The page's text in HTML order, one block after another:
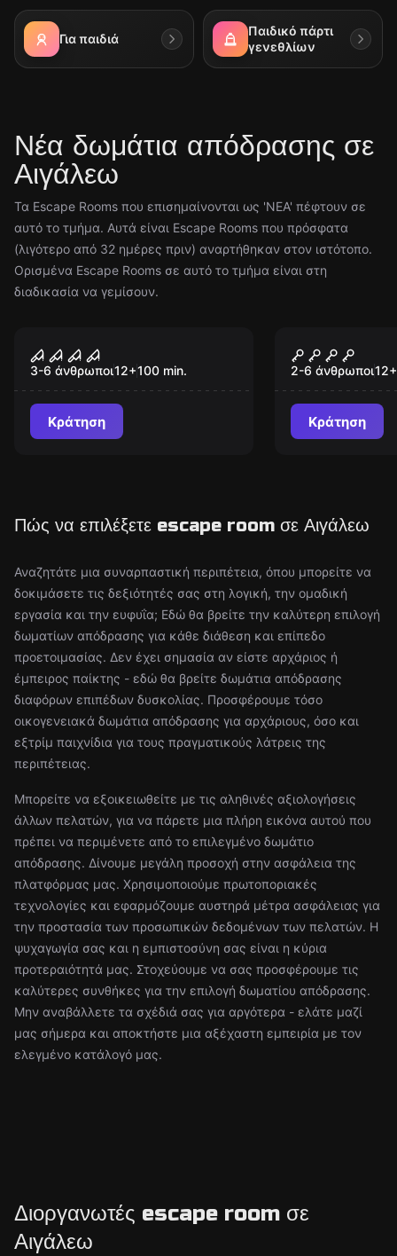
Για παιδιά
Παιδικό πάρτι
γενεθλίων
Νέα δωμάτια απόδρασης σε
Αιγάλεω
Τα Escape Rooms που επισημαίνονται ως 'ΝΕΑ' πέφτουν σε
αυτό το τμήμα. Αυτά είναι Escape Rooms που πρόσφατα
(λιγότερο από 32 ημέρες πριν) αναρτήθηκαν στον ιστότοπο.
Ορισμένα Escape Rooms σε αυτό το τμήμα είναι στη
διαδικασία να γεμίσουν.
Νέος
Πανδαιμόνιο
3-6 άνθρωποι12+100 min.
Κράτηση
Νέος
Ένας
Αλυσίδες
2-6 άνθρωποι12+
Κράτηση
Πώς να επιλέξετε escape room σε Αιγάλεω
Αναζητάτε μια συναρπαστική περιπέτεια, όπου μπορείτε να
δοκιμάσετε τις δεξιότητές σας στη λογική, την ομαδική
εργασία και την ευφυΐα; Εδώ θα βρείτε την καλύτερη επιλογή
δωματίων απόδρασης για κάθε διάθεση και επίπεδο
προετοιμασίας. Δεν έχει σημασία αν είστε αρχάριος ή
έμπειρος παίκτης - εδώ θα βρείτε δωμάτια απόδρασης
διαφόρων επιπέδων δυσκολίας. Προσφέρουμε τόσο
οικογενειακά δωμάτια απόδρασης για αρχάριους, όσο και
εξτρίμ παιχνίδια για τους πραγματικούς λάτρεις της
περιπέτειας.
Μπορείτε να εξοικειωθείτε με τις αληθινές αξιολογήσεις
άλλων πελατών, για να πάρετε μια πλήρη εικόνα αυτού που
πρέπει να περιμένετε από το επιλεγμένο δωμάτιο
απόδρασης. Δίνουμε μεγάλη προσοχή στην ασφάλεια της
πλατφόρμας μας. Χρησιμοποιούμε πρωτοποριακές
τεχνολογίες και εφαρμόζουμε αυστηρά μέτρα ασφάλειας για
την προστασία των προσωπικών δεδομένων των πελατών. Η
ψυχαγωγία σας και η εμπιστοσύνη σας είναι η κύρια
προτεραιότητά μας. Στοχεύουμε να σας προσφέρουμε τις
καλύτερες συνθήκες για την επιλογή δωματίου απόδρασης.
Μην αναβάλλετε τα σχέδιά σας για αργότερα - ελάτε μαζί
μας σήμερα και αποκτήστε μια αξέχαστη εμπειρία με τον
ελεγμένο κατάλογό μας.
Διοργανωτές escape room σε
Αιγάλεω